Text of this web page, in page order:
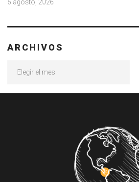
6 agosto, 2026
ARCHIVOS